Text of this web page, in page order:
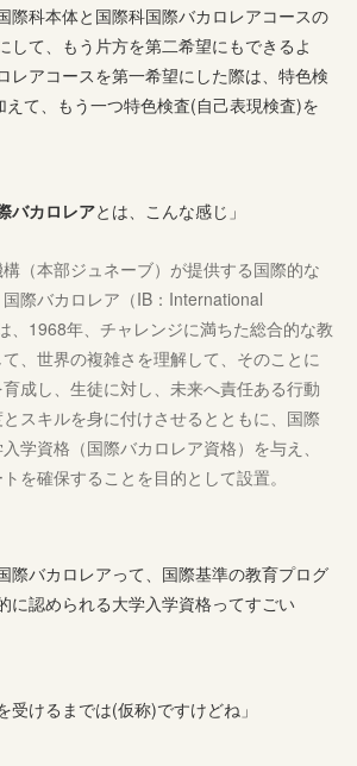
際科本体と国際科国際バカロレアコースの
して、もう片方を第二希望にもできるよ
レアコースを第一希望にした際は、特色検
て、もう一つ特色検査(自己表現検査)を
バカロレアとは、こんな感じ」
（本部ジュネーブ）が提供する国際的な
際バカロレア（IB：International
、1968年、チャレンジに満ちた総合的な教
、世界の複雑さを理解して、そのことに
成し、生徒に対し、未来へ責任ある行動
スキルを身に付けさせるとともに、国際
学資格（国際バカロレア資格）を与え、
を確保することを目的として設置。
際バカロレアって、国際基準の教育プログ
に認められる大学入学資格ってすごい
受けるまでは(仮称)ですけどね」